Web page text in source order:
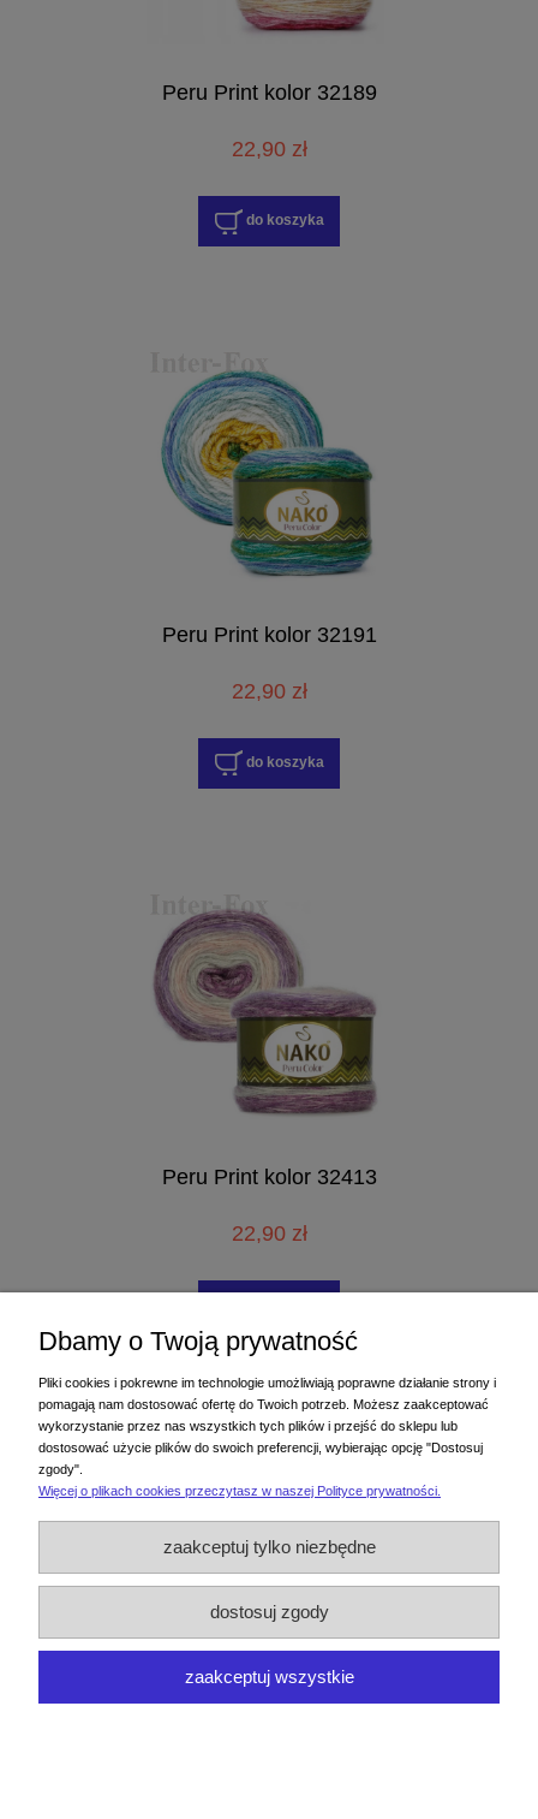
Peru Print kolor 32189
22,90 zł
do koszyka
Peru Print kolor 32191
22,90 zł
do koszyka
Peru Print kolor 32413
22,90 zł
Dbamy o Twoją prywatność
Pliki cookies i pokrewne im technologie umożliwiają poprawne działanie strony i
pomagają nam dostosować ofertę do Twoich potrzeb. Możesz zaakceptować
wykorzystanie przez nas wszystkich tych plików i przejść do sklepu lub
dostosować użycie plików do swoich preferencji, wybierając opcję "Dostosuj
zgody".
Więcej o plikach cookies przeczytasz w naszej Polityce prywatności.
zaakceptuj tylko niezbędne
dostosuj zgody
zaakceptuj wszystkie